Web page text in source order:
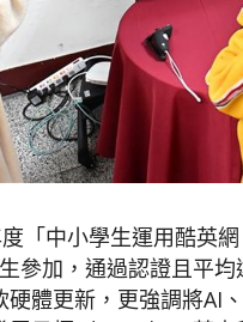
「中小學生運用酷英
參加，通過認證且平
體更新，更強調將AI